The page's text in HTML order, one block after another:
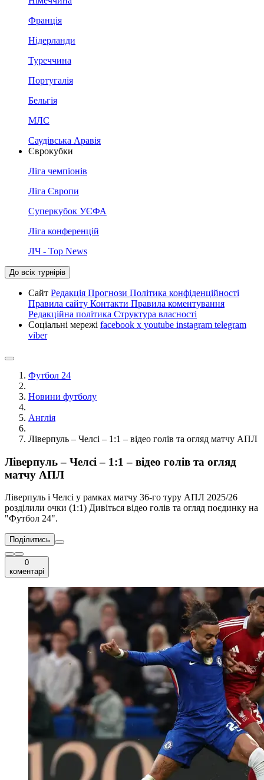
Франція
Нідерланди
Туреччина
Португалія
Бельгія
МЛС
Саудівська Аравія
Єврокубки
Ліга чемпіонів
Ліга Європи
Суперкубок УЄФА
Ліга конференцій
ЛЧ - Top News
До всіх турнірів
Сайт Редакція Прогнози Політика конфіденційності
Правила сайту Контакти Правила коментування
Редакційна політика Структура власності
Соціальні мережі facebook x youtube instagram telegram
viber
Футбол 24
Новини футболу
Англія
Ліверпуль – Челсі – 1:1 – відео голів та огляд матчу АПЛ
Ліверпуль – Челсі – 1:1 – відео голів та огляд
матчу АПЛ
Ліверпуль і Челсі у рамках матчу 36-го туру АПЛ 2025/26
розділили очки (1:1) Дивіться відео голів та огляд поєдинку на
"Футбол 24".
Поділитись
0
коментарі